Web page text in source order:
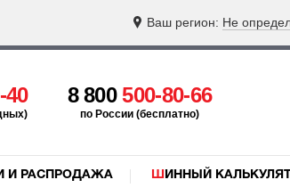
Ваш регион: Не
40 8 800500-80-66
по России (бесплатно)
И РАСПРОДАЖА ШИННЫЙ